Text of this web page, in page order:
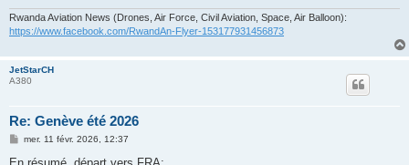
Rwanda Aviation News (Drones, Air Force, Civil Aviation, Space, Air Balloon):
https://www.facebook.com/RwandAn-Flyer-153177931456873
JetStarCH
A380
Re: Genève été 2026
M
s
mer. 11 févr. 2026, 12:37